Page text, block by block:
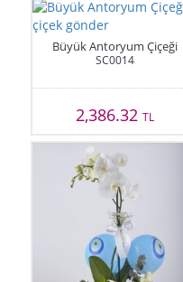
Büyük Antoryum Çiçeği
SC0014
2,386.32TL